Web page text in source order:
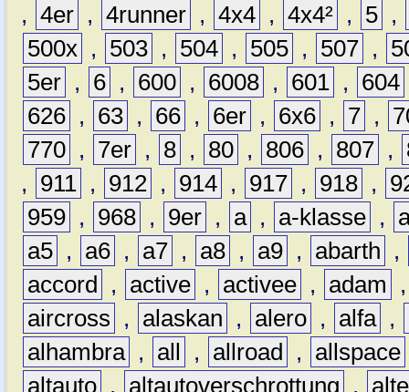
, 4er , 4runner , 4x4 , 4x4² , 5 ,
500x , 503 , 504 , 505 , 507 ,
5er , 6 , 600 , 6008 , 601 , 604
626 , 63 , 66 , 6er , 6x6 , 7 ,
770 , 7er , 8 , 80 , 806 , 807 ,
,
911 , 912 , 914 , 917 , 918 ,
959 , 968 , 9er , a , a-klasse ,
a5 , a6 , a7 , a8 , a9 , abarth
,
accord
, active , activee , adam
aircross
, alaskan , alero , alfa ,
alhambra , all , allroad , allspace
altauto , altautoverschrottung ,